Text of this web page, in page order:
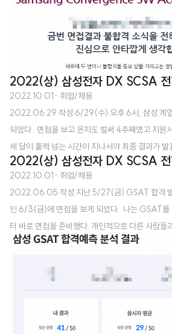
시한 SSAFY 8기 면접 후기를 작성하고자 한다.
퍼스 역삼에서 진행됐고 오후 4시 10분까지 집결
에 들어서는 것부 chanmuzi.tistory.com 뭐.. 예상
없었는데 아쉬운..
2022(상) 삼성전자 DX SCSA 전
2022.10.01 · 취업/채용
2022.06.29 작성 6/29(수) 오후 6시, 삼성 계열
되었다. ​ 면접을 보고 온지도 벌써 4주째였고 지원
세 달이 훌쩍 넘는 시간이 지나서야 최종 결과가
격 통보를 받았다. 사실 낮에 SSAFY 8기 불합격
SA 불합격은 많이 충격적이었다. 이럴거면 분위기
기대였음에도 불구하고 결과는 불합격이었다. ​ 결
도 있고, 그 결과가 안 좋을 수도 있다고 생각하여
이었다. 사실 이런 상황에서도 뭔가에 집중하고 공
2022(상) 삼성전자 DX SCSA 전
2022.10.01 · 취업/채용
2022.06.05 작성 지난 5/27(금) GSAT 합격 발
인 6/3(금)에 면접을 보게 되었다. ​ 나는 GSAT
터 바로 면접을 준비했다. 개인적으로 다른 사람들
해서 또 스터디를 구했다. 나를 포함해서 온라인 스
하지 않을까 싶어서 오프라인 스터디도 구했다. 하
습하는 과정들은 유의미했다고 느낀다. ​ 처음에는
과 준비를 해도 괜찮겠다 싶었는데, 막상 준비를 해